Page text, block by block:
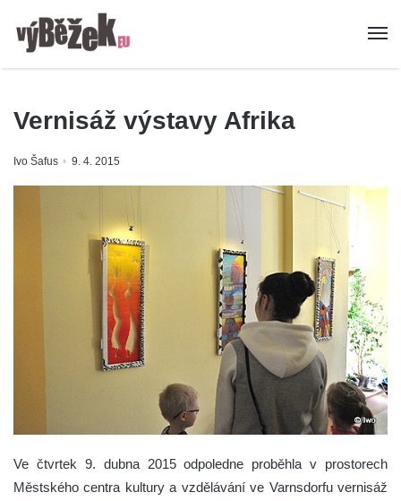
Vernisáž výstavy Afrika
Ivo Šafus 9. 4. 2015
Ve čtvrtek 9. dubna 2015 odpoledne proběhla v prostorech
Městského centra kultury a vzdělávání ve Varnsdorfu vernisáž